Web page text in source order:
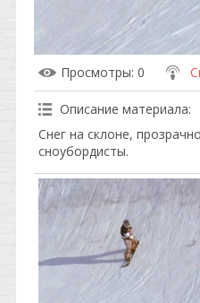
Просмотры: 0
Описание материала:
Снег на склоне,
сноубордисты.